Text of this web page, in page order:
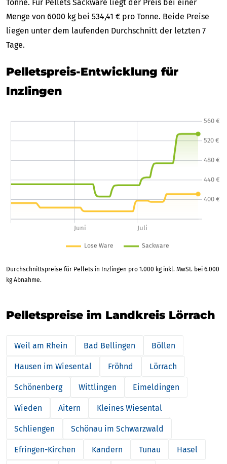
Tonne. Für Pellets Sackware liegt der Preis bei einer
Menge von 6000 kg bei 534,41 € pro Tonne. Beide Preise
liegen unter dem laufenden Durchschnitt der letzten 7
Tage.
Pelletspreis-Entwicklung für
Inzlingen
Durchschnittspreise für Pellets in Inzlingen pro 1.000 kg inkl. MwSt. bei 6.000
kg Abnahme.
Pelletspreise im Landkreis Lörrach
Weil am Rhein Bad Bellingen Böllen
Hausen im Wiesental Fröhnd Lörrach
Schönenberg Wittlingen Eimeldingen
Wieden Aitern Kleines Wiesental
Schliengen Schönau im Schwarzwald
Efringen-Kirchen Kandern Tunau Hasel